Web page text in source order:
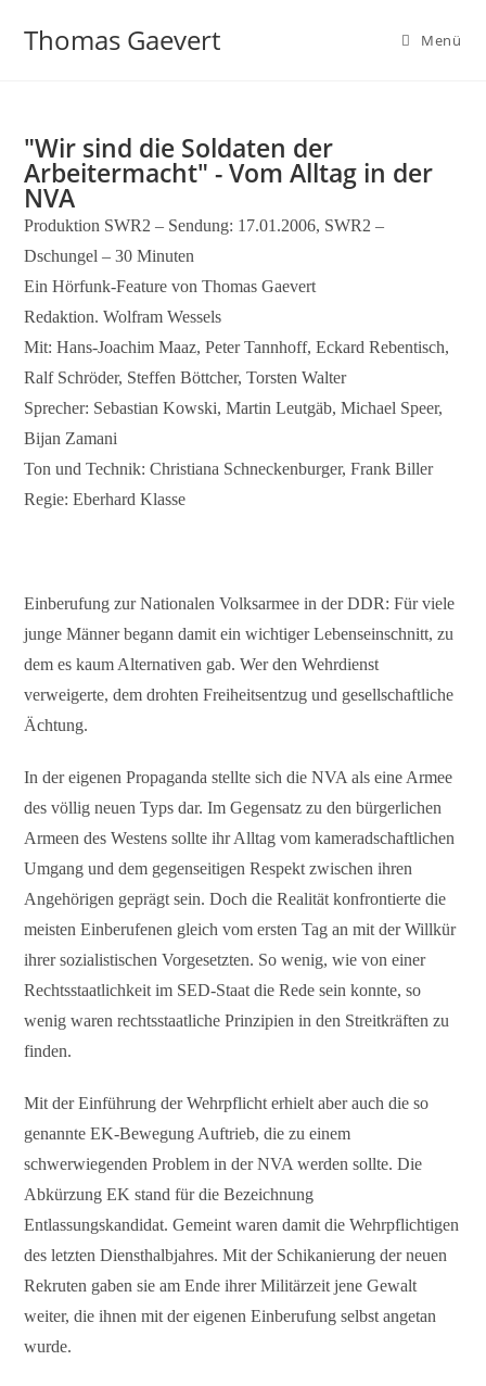
InhaltThomas Gaevert Menü
"Wir sind die Soldaten der
Arbeitermacht" - Vom Alltag in der
NVA
Produktion SWR2 – Sendung: 17.01.2006, SWR2 –
Dschungel – 30 Minuten
Ein Hörfunk-Feature von Thomas Gaevert
Redaktion. Wolfram Wessels
Mit: Hans-Joachim Maaz, Peter Tannhoff, Eckard Rebentisch,
Ralf Schröder, Steffen Böttcher, Torsten Walter
Sprecher: Sebastian Kowski, Martin Leutgäb, Michael Speer,
Bijan Zamani
Ton und Technik: Christiana Schneckenburger, Frank Biller
Regie: Eberhard Klasse
Einberufung zur Nationalen Volksarmee in der DDR: Für viele
junge Männer begann damit ein wichtiger Lebenseinschnitt, zu
dem es kaum Alternativen gab. Wer den Wehrdienst
verweigerte, dem drohten Freiheitsentzug und gesellschaftliche
Ächtung.
In der eigenen Propaganda stellte sich die NVA als eine Armee
des völlig neuen Typs dar. Im Gegensatz zu den bürgerlichen
Armeen des Westens sollte ihr Alltag vom kameradschaftlichen
Umgang und dem gegenseitigen Respekt zwischen ihren
Angehörigen geprägt sein. Doch die Realität konfrontierte die
meisten Einberufenen gleich vom ersten Tag an mit der Willkür
ihrer sozialistischen Vorgesetzten. So wenig, wie von einer
Rechtsstaatlichkeit im SED-Staat die Rede sein konnte, so
wenig waren rechtsstaatliche Prinzipien in den Streitkräften zu
finden.
Mit der Einführung der Wehrpflicht erhielt aber auch die so
genannte EK-Bewegung Auftrieb, die zu einem
schwerwiegenden Problem in der NVA werden sollte. Die
Abkürzung EK stand für die Bezeichnung
Entlassungskandidat. Gemeint waren damit die Wehrpflichtigen
des letzten Diensthalbjahres. Mit der Schikanierung der neuen
Rekruten gaben sie am Ende ihrer Militärzeit jene Gewalt
weiter, die ihnen mit der eigenen Einberufung selbst angetan
wurde.